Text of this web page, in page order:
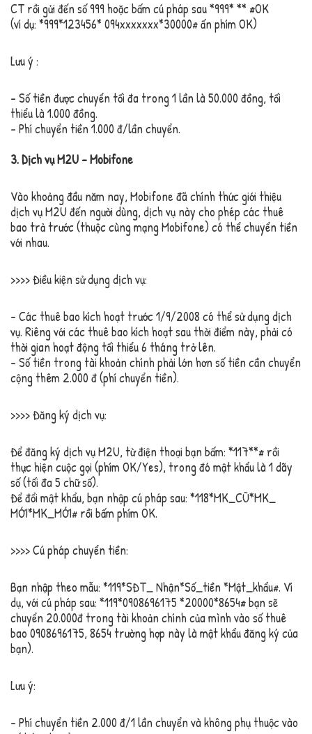
CT rồi gửi đến số 999 hoặc bấm cú pháp sau *999* ** #OK
(ví dụ: *999*123456* 094xxxxxxx*30000# ấn phím OK)
Lưu ý :
– Số tiền được chuyển tối đa trong 1 lần là 50.000 đồng, tối
thiểu là 1.000 đồng.
– Phí chuyển tiền 1.000 đ/lần chuyển.
3. Dịch vụ M2U – Mobifone
Vào khoảng đầu năm nay, Mobifone đã chính thức giới thiệu
dịch vụ M2U đến người dùng, dịch vụ này cho phép các thuê
bao trả trước (thuộc cùng mạng Mobifone) có thể chuyển tiền
với nhau.
>>>> Điều kiện sử dụng dịch vụ:
– Các thuê bao kích hoạt trước 1/9/2008 có thể sử dụng dịch
vụ. Riêng với các thuê bao kích hoạt sau thời điểm này, phải có
thời gian hoạt động tối thiểu 6 tháng trở lên.
– Số tiền trong tài khoản chính phải lớn hơn số tiền cần chuyển
cộng thêm 2.000 đ (phí chuyển tiền).
>>>> Đăng ký dịch vụ:
Để đăng ký dịch vụ M2U, từ điện thoại bạn bấm: *117**# rồi
thực hiện cuộc gọi (phím OK/Yes), trong đó mật khẩu là 1 dãy
số (tối đa 5 chữ số).
Để đổi mật khẩu, bạn nhập cú pháp sau: *118*MK_CŨ*MK_
MỚI*MK_MỚI# rồi bấm phím OK.
>>>> Cú pháp chuyển tiền:
Bạn nhập theo mẫu: *119*SĐT_ Nhận*Số_tiền *Mật_khẩu#. Ví
dụ, với cú pháp sau: *119*0908696175 *20000*8654# bạn sẽ
chuyển 20.000đ trong tài khoản chính của mình vào số thuê
bao 0908696175, 8654 trường hợp này là mật khẩu đăng ký của
bạn).
Lưu ý:
– Phí chuyển tiền 2.000 đ/1 lần chuyển và không phụ thuộc vào